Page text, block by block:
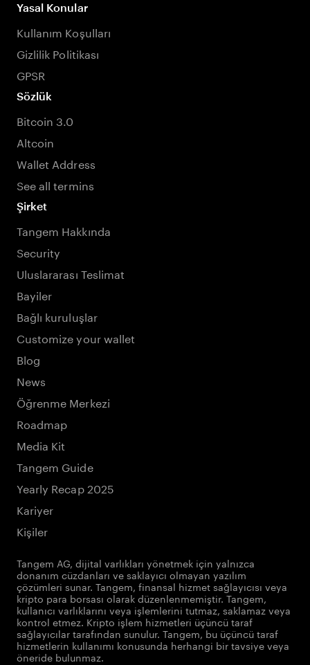
Yasal Konular
Kullanım Koşulları
Gizlilik Politikası
GPSR
Sözlük
Bitcoin 3.0
Altcoin
Wallet Address
See all termins
Şirket
Tangem Hakkında
Security
Uluslararası Teslimat
Bayiler
Bağlı kuruluşlar
Customize your wallet
Blog
News
Öğrenme Merkezi
Roadmap
Media Kit
Tangem Guide
Yearly Recap 2025
Kariyer
Kişiler
Tangem AG, dijital varlıkları yönetmek için yalnızca
donanım cüzdanları ve saklayıcı olmayan yazılım
çözümleri sunar. Tangem, finansal hizmet sağlayıcısı veya
kripto para borsası olarak düzenlenmemiştir. Tangem,
kullanıcı varlıklarını veya işlemlerini tutmaz, saklamaz veya
kontrol etmez. Kripto işlem hizmetleri üçüncü taraf
sağlayıcılar tarafından sunulur. Tangem, bu üçüncü taraf
hizmetlerin kullanımı konusunda herhangi bir tavsiye veya
öneride bulunmaz.